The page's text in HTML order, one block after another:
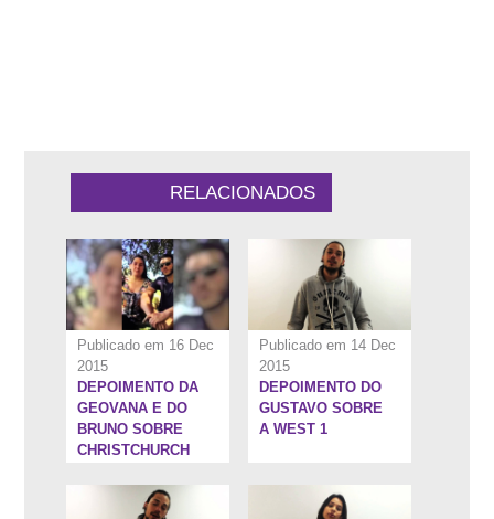
RELACIONADOS
Publicado em 16 Dec
2015
DEPOIMENTO DA
GEOVANA E DO
BRUNO SOBRE
CHRISTCHURCH
ZELÂNDIA
Publicado em 14 Dec
2015
DEPOIMENTO DO
GUSTAVO SOBRE
A WEST 1
2:27''